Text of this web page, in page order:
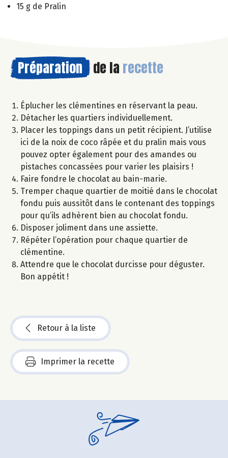
15 g de Pralin
Préparation de la recette
Éplucher les clémentines en réservant la peau.
Détacher les quartiers individuellement.
Placer les toppings dans un petit récipient. J’utilise
ici de la noix de coco râpée et du pralin mais vous
pouvez opter également pour des amandes ou
pistaches concassées pour varier les plaisirs !
Faire fondre le chocolat au bain-marie.
Tremper chaque quartier de moitié dans le chocolat
fondu puis aussitôt dans le contenant des toppings
pour qu’ils adhèrent bien au chocolat fondu.
Disposer joliment dans une assiette.
Répéter l’opération pour chaque quartier de
clémentine.
Attendre que le chocolat durcisse pour déguster.
Bon appétit !
Retour à la liste
Imprimer la recette